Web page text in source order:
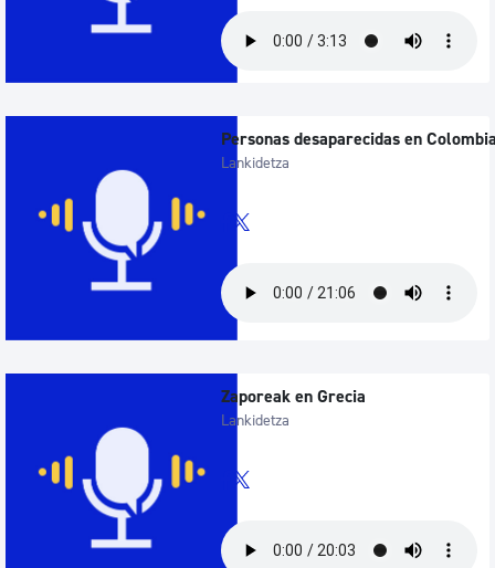
Personas desaparecidas en
Lankidetza
Zaporeak en Grecia
Lankidetza